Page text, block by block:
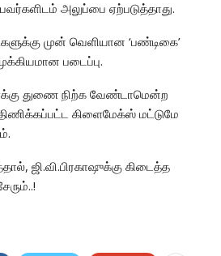
அலுப்பை ஏற்படுத்தாது.
முன் வெளியான ‘பண்டிகை’
படைப்பு.
துணை நிற்க வேண்டாமென்ற
திணிக்கப்பட்ட கிளைமேக்ஸ் மட்டுமே
ஜி.வி.பிரகாஷுக்கு கிடைத்த